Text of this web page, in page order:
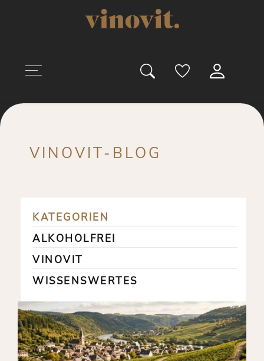
VINOVIT-BLOG
KATEGORIEN
ALKOHOLFREI
VINOVIT
WISSENSWERTES